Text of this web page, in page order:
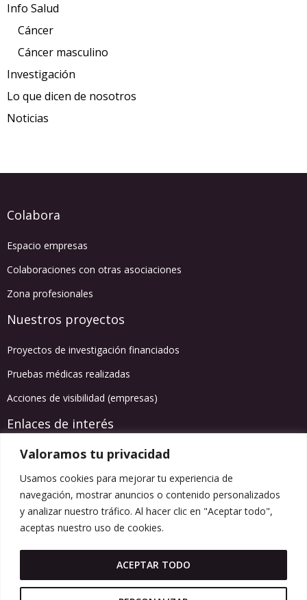
Valoramos tu privacidad
Usamos cookies para mejorar tu experiencia de
navegación, mostrar anuncios o contenido personalizados
y analizar nuestro tráfico. Al hacer clic en "Aceptar todo",
aceptas nuestro uso de cookies.
ACEPTAR TODO
Info Salud
Cáncer
Cáncer masculino
Investigación
Lo que dicen de nosotros
Noticias
Colabora
Espacio empresas
Colaboraciones con otras asociaciones
Zona profesionales
Nuestros proyectos
Proyectos de investigación financiados
Pruebas médicas realizadas
Acciones de visibilidad (empresas)
Enlaces de interés
Agenda de actividades
Información salud
Blog
Síguenos en redes
Instagram
FacebookYouTube
info@themovemen.org